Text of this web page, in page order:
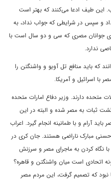
این طیف ادعا می‌کنند که بهتر است
و سپس در شرایطی که جواب نداد، به
جوانان مصری که سی و دو سال است با
ندارد.
که باید منافع تل آویو و واشنگتن را
با اسرائیل و آمریکا.
متحده دارند. وزیر دفاع امارات متحده
ثبات به مصر شده و البته در این
آرام و با طمانینه انجام گیرد. اعراب
حسنی مبارک ناراضی هستند. جان کری در
نگاه کردن به ماجرای مصر و سرزنش
اتحادی است میان واشنگتن و قاهره؟
نبود که تصمیم گرفت، این مردم مصر